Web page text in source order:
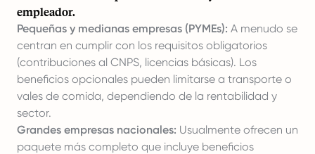
empleador.
Pequeñas y medianas empresas (PYMEs): A menudo se
centran en cumplir con los requisitos obligatorios
(contribuciones al CNPS, licencias básicas). Los
beneficios opcionales pueden limitarse a transporte o
vales de comida, dependiendo de la rentabilidad y
sector.
Grandes empresas nacionales: Usualmente ofrecen un
paquete más completo que incluye beneficios